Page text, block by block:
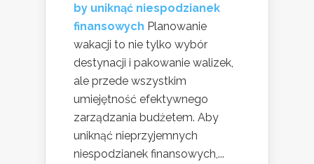
by uniknąć niespodzianek
finansowych Planowanie
wakacji to nie tylko wybór
destynacji i pakowanie walizek,
ale przede wszystkim
umiejętność efektywnego
zarządzania budżetem. Aby
uniknąć nieprzyjemnych
niespodzianek finansowych,...